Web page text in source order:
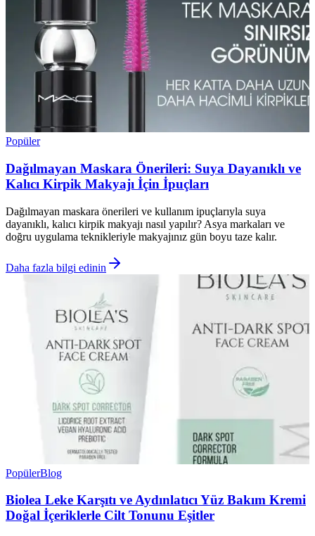
Popüler
Dağılmayan Maskara Önerileri: Suya Dayanıklı ve
Kalıcı Kirpik Makyajı İçin İpuçları
Dağılmayan maskara önerileri ve kullanım ipuçlarıyla suya
dayanıklı, kalıcı kirpik makyajı nasıl yapılır? Asya markaları ve
doğru uygulama teknikleriyle makyajınız gün boyu taze kalır.
Daha fazla bilgi edinin
PopülerBlog
Biolea Leke Karşıtı ve Aydınlatıcı Yüz Bakım Kremi
Doğal İçeriklerle Cilt Tonunu Eşitler